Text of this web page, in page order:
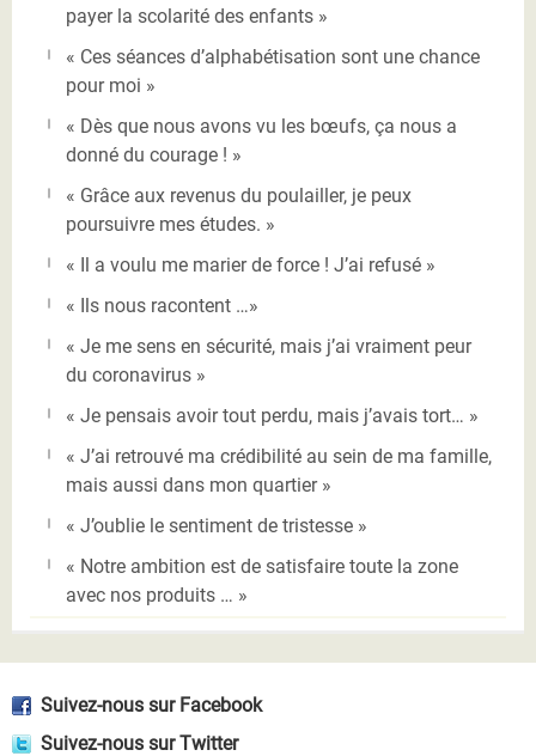
payer la scolarité des enfants »
« Ces séances d’alphabétisation sont une chance
pour moi »
« Dès que nous avons vu les bœufs, ça nous a
donné du courage ! »
« Grâce aux revenus du poulailler, je peux
poursuivre mes études. »
« Il a voulu me marier de force ! J’ai refusé »
« Ils nous racontent …»
« Je me sens en sécurité, mais j’ai vraiment peur
du coronavirus »
« Je pensais avoir tout perdu, mais j’avais tort… »
« J’ai retrouvé ma crédibilité au sein de ma famille,
mais aussi dans mon quartier »
« J’oublie le sentiment de tristesse »
« Notre ambition est de satisfaire toute la zone
avec nos produits … »
Suivez-nous sur Facebook
Suivez-nous sur Twitter